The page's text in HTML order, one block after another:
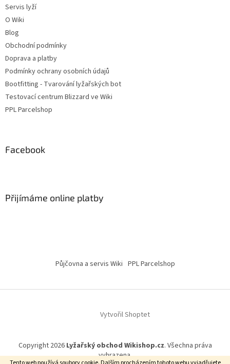
Servis lyží
O Wiki
Blog
Obchodní podmínky
Doprava a platby
Podmínky ochrany osobních údajů
Bootfitting - Tvarování lyžařských bot
Testovací centrum Blizzard ve Wiki
PPL Parcelshop
Facebook
Přijímáme online platby
Půjčovna a servis Wiki PPL Parcelshop
Vytvořil Shoptet
Copyright 2026 Lyžařský obchod Wikishop.cz. Všechna práva
vyhrazena.